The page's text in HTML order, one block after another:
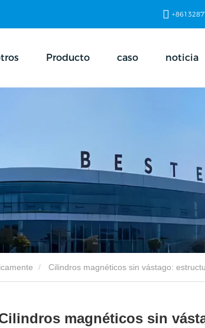
Producto caso noticia
Cilindros magnéticos sin vástago:
magnéticos sin